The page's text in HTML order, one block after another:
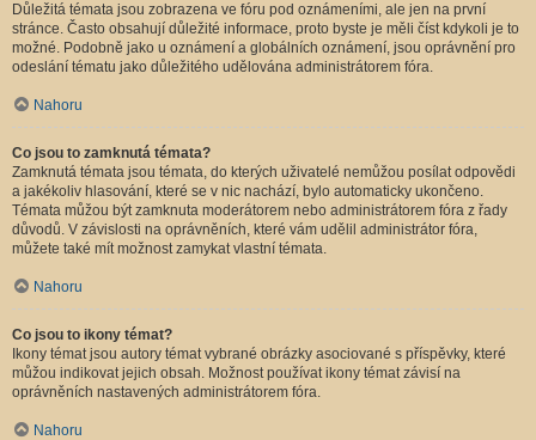
Důležitá témata jsou zobrazena ve fóru pod oznámeními, ale jen na první
stránce. Často obsahují důležité informace, proto byste je měli číst kdykoli je to
možné. Podobně jako u oznámení a globálních oznámení, jsou oprávnění pro
odeslání tématu jako důležitého udělována administrátorem fóra.
Nahoru
Co jsou to zamknutá témata?
Zamknutá témata jsou témata, do kterých uživatelé nemůžou posílat odpovědi
a jakékoliv hlasování, které se v nic nachází, bylo automaticky ukončeno.
Témata můžou být zamknuta moderátorem nebo administrátorem fóra z řady
důvodů. V závislosti na oprávněních, které vám udělil administrátor fóra,
můžete také mít možnost zamykat vlastní témata.
Nahoru
Co jsou to ikony témat?
Ikony témat jsou autory témat vybrané obrázky asociované s příspěvky, které
můžou indikovat jejich obsah. Možnost používat ikony témat závisí na
oprávněních nastavených administrátorem fóra.
Nahoru